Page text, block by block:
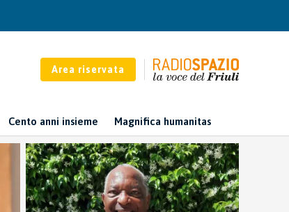
Area riservata
Cento anni insieme Magnifica humanitas